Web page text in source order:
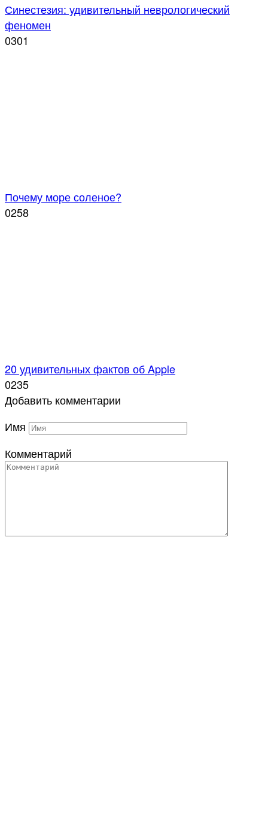
Синестезия: удивительный неврологический
феномен
0301
Почему море соленое?
0258
20 удивительных фактов об Apple
0235
Добавить комментарии
Имя
Комментарий